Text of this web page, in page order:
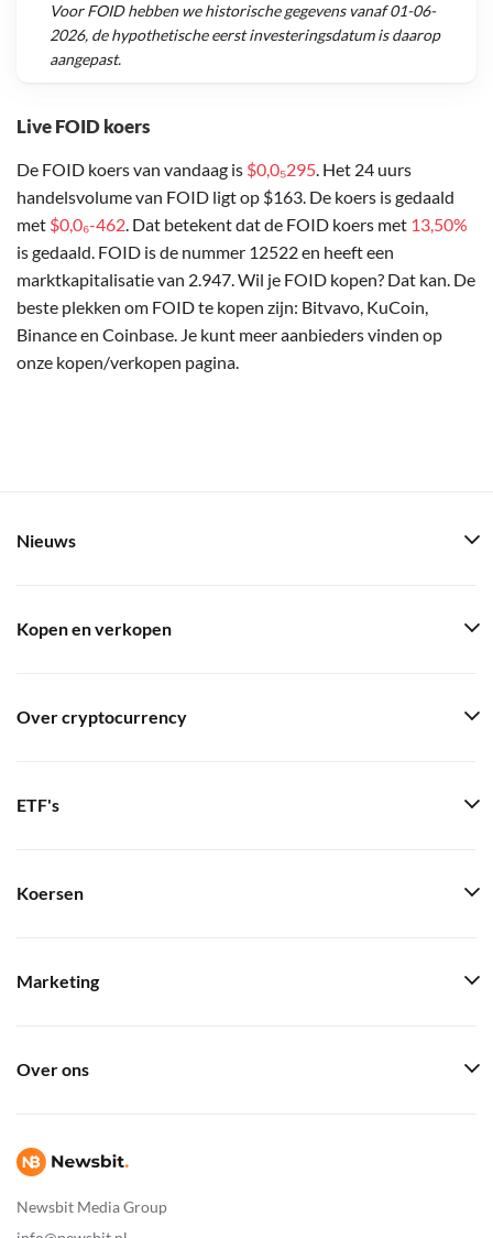
Live FOID koers
De FOID koers van vandaag is $0,0₅295. Het 24 uurs
handelsvolume van FOID ligt op $163. De koers is gedaald
met $0,0₆-462. Dat betekent dat de FOID koers met 13,50%
is gedaald. FOID is de nummer 12522 en heeft een
marktkapitalisatie van 2.947. Wil je FOID kopen? Dat kan. De
beste plekken om FOID te kopen zijn: Bitvavo, KuCoin,
Binance en Coinbase. Je kunt meer aanbieders vinden op
onze kopen/verkopen pagina.
VoorFOIDhebben we historische gegevens vanaf01-06-
2026, de hypothetische eerst investeringsdatum is daarop
aangepast.
Newsbit Media Group
Nieuws
Kopen en verkopen
Over cryptocurrency
ETF's
Koersen
Marketing
Over ons